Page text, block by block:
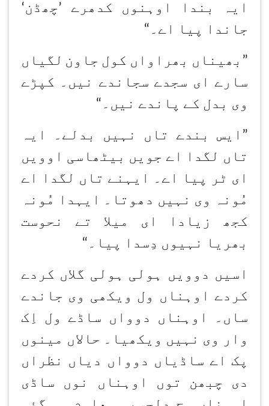
ایہ بندا اوہنوں کدھرے ’چھڈن‘
جاندا پیا اے۔ “
”بھیناں بھراواں کول جاون لگیاں
سارے ای سجدے سجاندے نیں۔ کپڑے
وی بدل کے پاندے نیں۔ “
”ایس بندے تاں نہیں بدلے۔ ایہ
تاں لگدا اے جویں بیٹھاسی اوویں
ای ٹر پیا اے۔ ایہنے تاں لگدا اے
مُونہ وی نہیں دھوتا۔ ایہدا مُونہ
کجھ زیادا ای میلا تے نحوست
بھریا نہیوں دِسدا پیا۔ “
اسیں دوویں ہولی ہولی گلاں کردے
کردے اوہناں ول ویکھی وی جاندے
ساں۔ اوہناں دوواں ساڈے ول اِک
وار وی نہیں ویکھیا۔ حالاں مینوں
پک اے ساڈیاں دوواں دیاں نظراں
دی چبھن
توں اوہناں نوں ساڈی